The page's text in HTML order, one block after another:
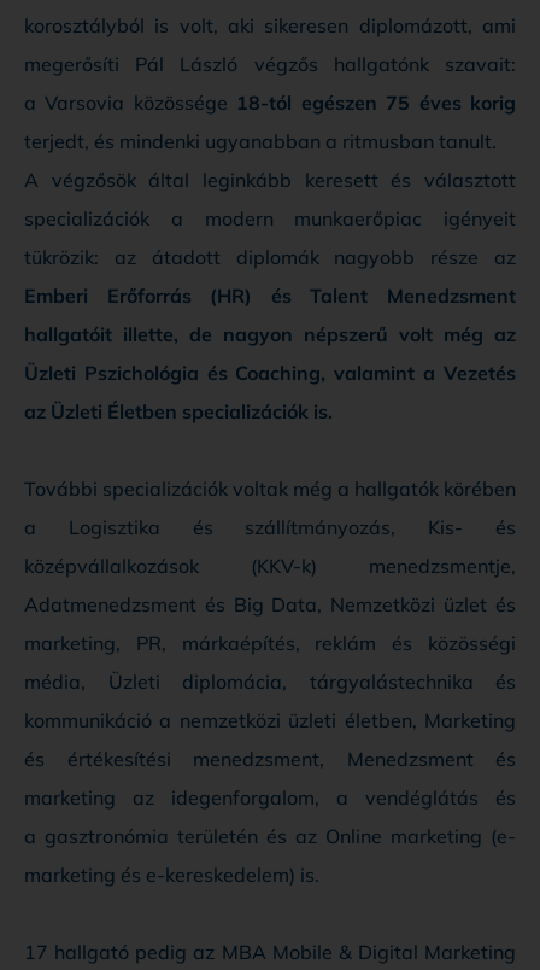
korosztályból is volt, aki sikeresen diplomázott, ami
megerősíti Pál László végzős hallgatónk szavait:
a Varsovia közössége 18-tól egészen 75 éves korig
terjedt, és mindenki ugyanabban a ritmusban tanult.
A végzősök által leginkább keresett és választott
specializációk a modern munkaerőpiac igényeit
tükrözik: az átadott diplomák nagyobb része az
Emberi Erőforrás (HR) és Talent Menedzsment
hallgatóit illette, de nagyon népszerű volt még az
Üzleti Pszichológia és Coaching, valamint a Vezetés
az Üzleti Életben specializációk is.
További specializációk voltak még a hallgatók körében
a Logisztika és szállítmányozás, Kis- és
középvállalkozások (KKV-k) menedzsmentje,
Adatmenedzsment és Big Data, Nemzetközi üzlet és
marketing, PR, márkaépítés, reklám és közösségi
média, Üzleti diplomácia, tárgyalástechnika és
kommunikáció a nemzetközi üzleti életben, Marketing
és értékesítési menedzsment, Menedzsment és
marketing az idegenforgalom, a vendéglátás és
a gasztronómia területén és az Online marketing (e-
marketing és e-kereskedelem) is.
17 hallgató pedig az MBA Mobile & Digital Marketing